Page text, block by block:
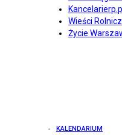
Kancelarierp.pl
Wieści
Życie
KALENDARIUM